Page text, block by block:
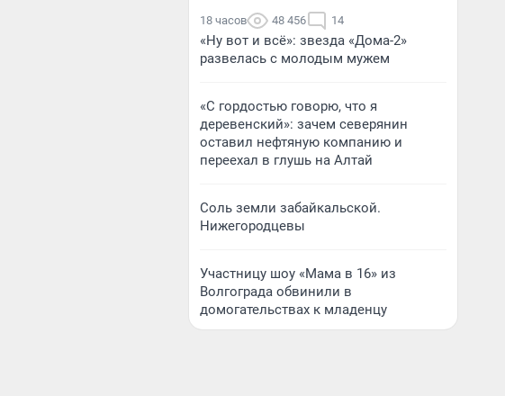
18 часов 48 456 14
«Ну вот и всё»: звезда «Дома-2»
развелась с молодым мужем
«С гордостью говорю, что я
деревенский»: зачем северянин
оставил нефтяную компанию и
переехал в глушь на Алтай
Соль земли забайкальской.
Нижегородцевы
Участницу шоу «Мама в 16» из
Волгограда обвинили в
домогательствах к младенцу